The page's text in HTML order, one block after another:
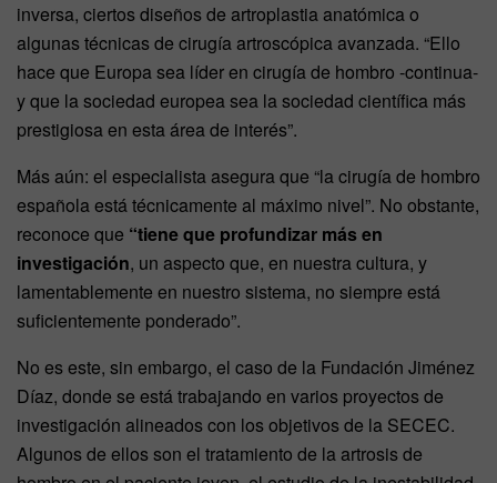
inversa, ciertos diseños de artroplastia anatómica o
algunas técnicas de cirugía artroscópica avanzada. “Ello
hace que Europa sea líder en cirugía de hombro -continua-
y que la sociedad europea sea la sociedad científica más
prestigiosa en esta área de interés”.
Más aún: el especialista asegura que “la cirugía de hombro
española está técnicamente al máximo nivel”. No obstante,
reconoce que “tiene que profundizar más en
investigación, un aspecto que, en nuestra cultura, y
lamentablemente en nuestro sistema, no siempre está
suficientemente ponderado”.
No es este, sin embargo, el caso de la Fundación Jiménez
Díaz, donde se está trabajando en varios proyectos de
investigación alineados con los objetivos de la SECEC.
Algunos de ellos son el tratamiento de la artrosis de